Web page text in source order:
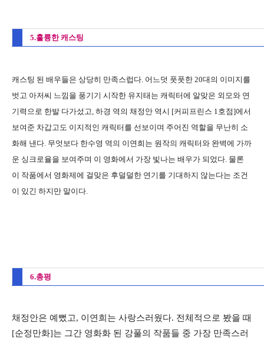
5.훌륭한 캐스팅
캐스팅 된 배우들은 상당히 만족스럽다. 어느덧 풋풋한 20대의 이미지를
벗고 아저씨 느낌을 풍기기 시작한 유지태는 캐릭터에 알맞은 외모와 연
기력으로 한발 다가섰고, 하경 역의 채정안 역시 [커피프린스 1호점]에서
보여준 차갑고도 이지적인 캐릭터를 선보이며 주어진 역할을 무난히 소
화해 낸다. 무엇보다 한수영 역의 이연희는 원작의 캐릭터와 완벽에 가까
운 싱크로율을 보여주며 이 영화에서 가장 빛나는 배우가 되었다. 물론
이 작품에서 영화제에 걸맞은 후덜덜한 연기를 기대하지 않는다는 조건
이 있긴 하지만 말이다.
6.총평
채정안은 예뻤고, 이연희는 사랑스러웠다. 전체적으로 봤을 때
[순정만화]는 그간 영화화 된 강풀의 작품들 중 가장 만족스러